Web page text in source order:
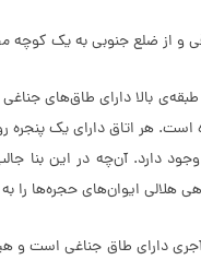
و از ضلع جنوبی به یک
طول 3/5 متر و عرض 3 متر است. دهانه‌ی ایوان جلوی هر حجره نیز 3
هر اتاق دارای یک پنجره
دارد. آن‌چه در این بنا
هلالی ایوان‌های حجره‌ها را
دارای طاق جناغی است و